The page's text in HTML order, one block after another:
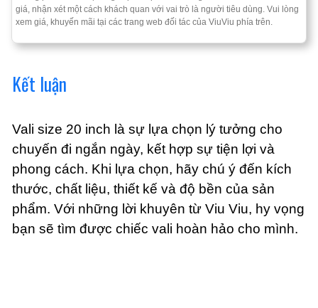
giá, nhận xét một cách khách quan với vai trò là người tiêu dùng. Vui lòng
xem giá, khuyến mãi tại các trang web đối tác của ViuViu phía trên.
Kết luận
Vali size 20 inch là sự lựa chọn lý tưởng cho
chuyến đi ngắn ngày, kết hợp sự tiện lợi và
phong cách. Khi lựa chọn, hãy chú ý đến kích
thước, chất liệu, thiết kế và độ bền của sản
phẩm. Với những lời khuyên từ Viu Viu, hy vọng
bạn sẽ tìm được chiếc vali hoàn hảo cho mình.